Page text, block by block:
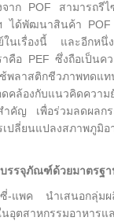
าก POF สามารถรีไ
ได้พัฒนาสินค้า POF
ในเรื่องนี้ และอีกหนึ่
าคือ PEF ซึ่งถือเป็นค
ช้พลาสติกชีวภาพทดแ
ล้องกับแนวคิดความยั่
ำคัญ เพื่อร่วมลดผลก
เปลี่ยนแปลงสภาพภูมิอ
รรจุภัณฑ์ด้วยมาตรฐา
-แพค นำเสนอกลุ่มผ
ในอุตสาหกรรมอาห